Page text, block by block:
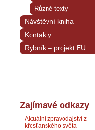
Různé texty
Návštěvní kniha
Kontakty
Rybník – projekt EU
Zajímavé odkazy
Aktuální zpravodajství z
křesťanského světa